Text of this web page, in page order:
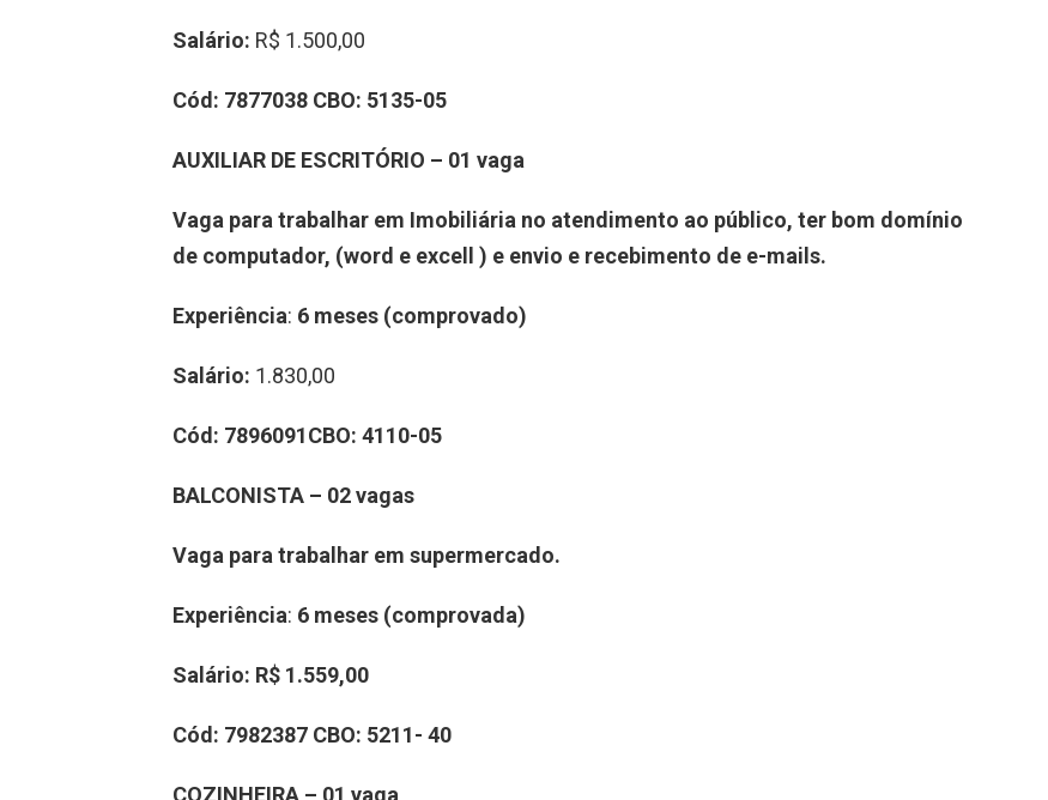
Salário: R$ 1.500,00
Cód: 7877038 CBO: 5135-05
AUXILIAR DE ESCRITÓRIO – 01 vaga
Vaga para trabalhar em Imobiliária no atendimento ao público, ter bom domínio
de computador, (word e excell ) e envio e recebimento de e-mails.
Experiência: 6 meses (comprovado)
Salário: 1.830,00
Cód: 7896091CBO: 4110-05
BALCONISTA – 02 vagas
Vaga para trabalhar em supermercado.
Experiência: 6 meses (comprovada)
Salário: R$ 1.559,00
Cód: 7982387 CBO: 5211- 40
COZINHEIRA – 01 vaga